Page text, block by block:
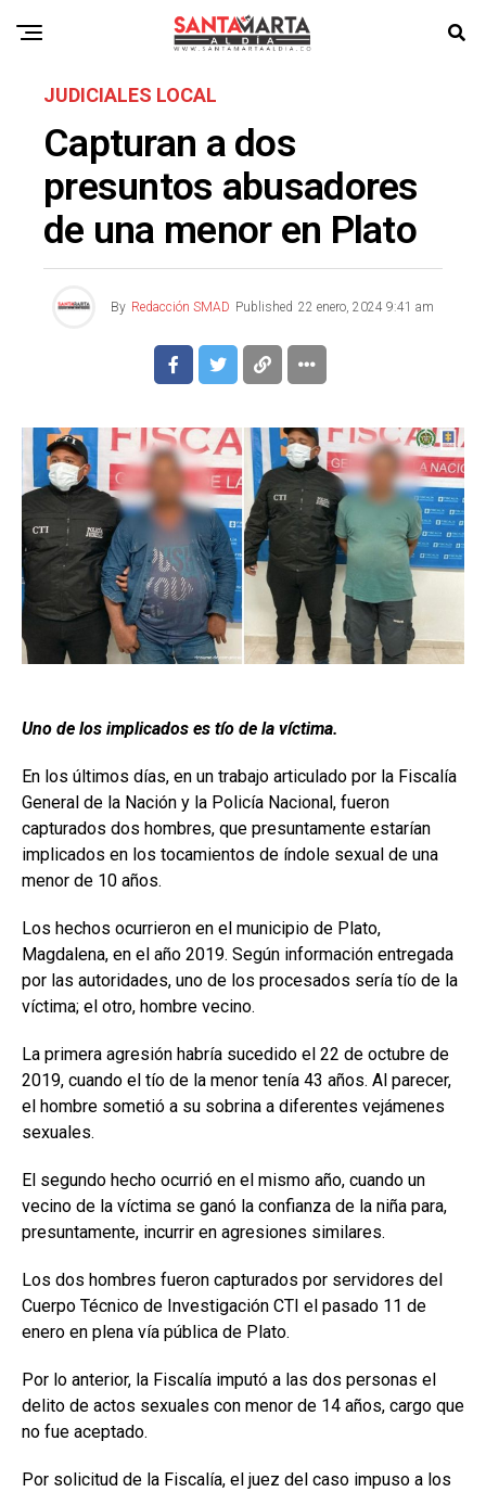
JUDICIALES LOCAL
Capturan a dos
presuntos abusadores
de una menor en Plato
By Redacción SMAD Published 22 enero, 2024 9:41 am
Uno de los implicados es tío de la víctima.
En los últimos días, en un trabajo articulado por la Fiscalía
General de la Nación y la Policía Nacional, fueron
capturados dos hombres, que presuntamente estarían
implicados en los tocamientos de índole sexual de una
menor de 10 años.
Los hechos ocurrieron en el municipio de Plato,
Magdalena, en el año 2019. Según información entregada
por las autoridades, uno de los procesados sería tío de la
víctima; el otro, hombre vecino.
La primera agresión habría sucedido el 22 de octubre de
2019, cuando el tío de la menor tenía 43 años. Al parecer,
el hombre sometió a su sobrina a diferentes vejámenes
sexuales.
El segundo hecho ocurrió en el mismo año, cuando un
vecino de la víctima se ganó la confianza de la niña para,
presuntamente, incurrir en agresiones similares.
Los dos hombres fueron capturados por servidores del
Cuerpo Técnico de Investigación CTI el pasado 11 de
enero en plena vía pública de Plato.
Por lo anterior, la Fiscalía imputó a las dos personas el
delito de actos sexuales con menor de 14 años, cargo que
no fue aceptado.
Por solicitud de la Fiscalía, el juez del caso impuso a los